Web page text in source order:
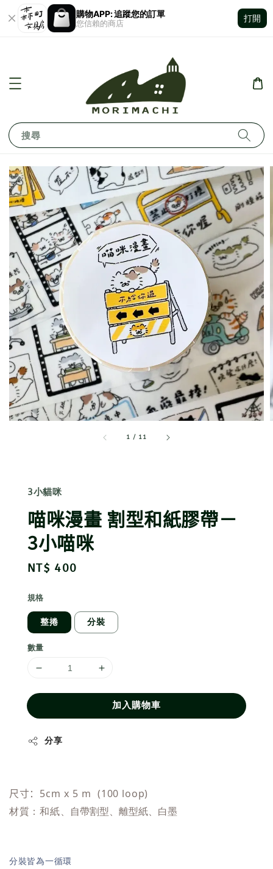
購物APP: 追蹤您的訂單
您信賴的商店
打開
搜尋
1 / 11
3小貓咪
喵咪漫畫 割型和紙膠帶－
3小喵咪
Regular
NT$ 400
規格
整捲 分裝
數量
加入購物車
分享
尺寸：5cm x 5 m (100 loop)
材質：和紙、自帶割型、離型紙、白墨
分裝皆為一循環